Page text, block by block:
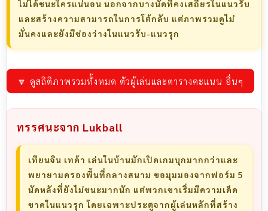
ไม่ได้ชนะใครแน่นอน นอกจากบางนัดที่คงเสถียรในแนวรับ
และสร้างความสามารถในการโต้กลับ แต่ภาพรวมดูไม่
มั่นคงและยังมีช่องว่างในแนวรับ-แนวรุก
🔽 ดูสถิติภาพรวมทั้งหมด ตัวผู้เล่นและตารางคะแนน อื่นๆ
ทรรศนะจาก Lukball
เทียนจิน เทด้า เล่นในบ้านมักเปิดเกมบุกมากกว่าและ
พยายามครองพื้นที่กลางสนาม ขอมุมมองจากฟอร์ม 5
นัดหลังที่ยังไม่ชนะมากนัก แต่พวกเขาเริ่มมีความเด็ด
ขาดในแนวรุก โดยเฉพาะประตูจากผู้เล่นหลักที่สร้าง